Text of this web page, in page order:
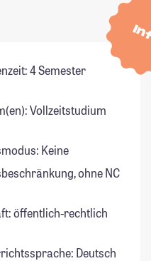
4 Semester
Vollzeitstudium
Keine
ohne NC
öffentlich-rechtlich
Deutsch